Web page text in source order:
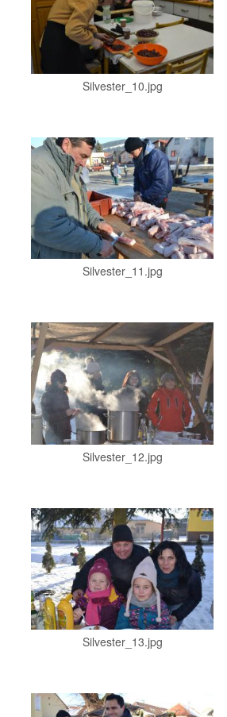
Silvester_10.jpg
Silvester_11.jpg
Silvester_12.jpg
Silvester_13.jpg